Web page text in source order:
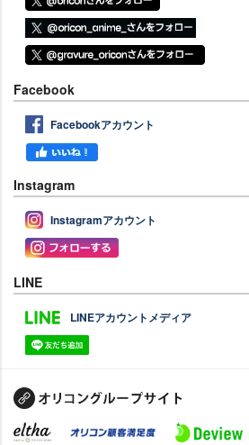
Facebook
Facebookアカウント
Instagram
Instagramアカウント
LINE
LINEアカウントメディア